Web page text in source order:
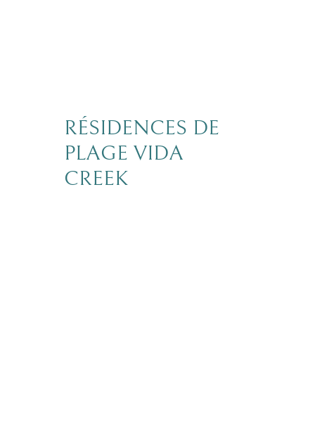
RÉSIDENCES DE
PLAGE VIDA
CREEK